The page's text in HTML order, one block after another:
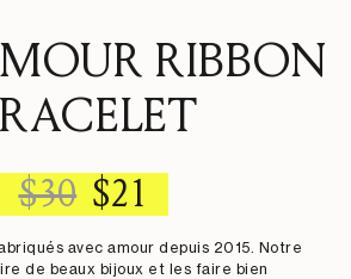
RIBBON
REGULAR
PRICE
$30 SALE
PRICE
$21
avec amour depuis 2015. Notre
de beaux bijoux et les faire bien